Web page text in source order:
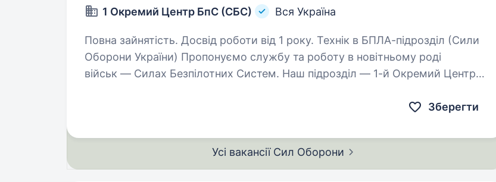
1 Окремий Центр БпС (СБС) Вся Україна
Повна зайнятість. Досвід роботи від 1 року. Технік в БПЛА-підрозділ (Сили
Оборони України) Пропонуємо службу та роботу в новітньому роді
військ — Силах Безпілотних Систем. Наш підрозділ — 1-й Окремий Центр
Зберегти
Усі вакансії Сил Оборони